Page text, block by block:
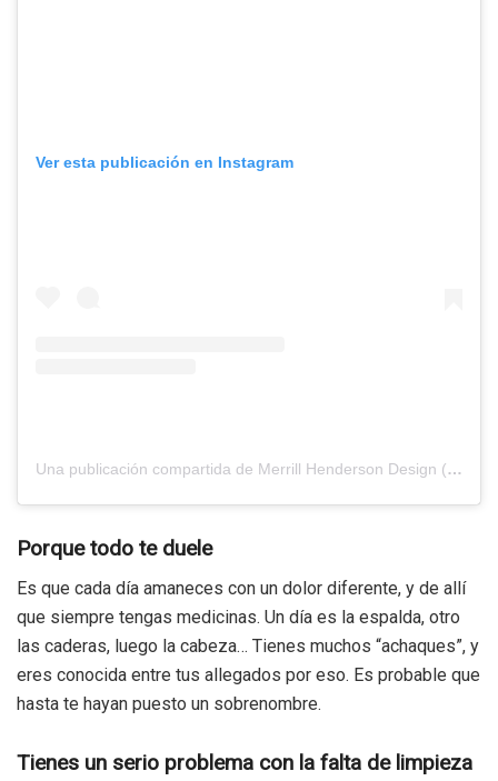
Ver esta publicación en Instagram
Una publicación compartida de Merrill Henderson Design (@merrill.henderson)
Porque todo te duele
Es que cada día amaneces con un dolor diferente, y de allí
que siempre tengas medicinas. Un día es la espalda, otro
las caderas, luego la cabeza… Tienes muchos “achaques”, y
eres conocida entre tus allegados por eso. Es probable que
hasta te hayan puesto un sobrenombre.
Tienes un serio problema con la falta de limpieza